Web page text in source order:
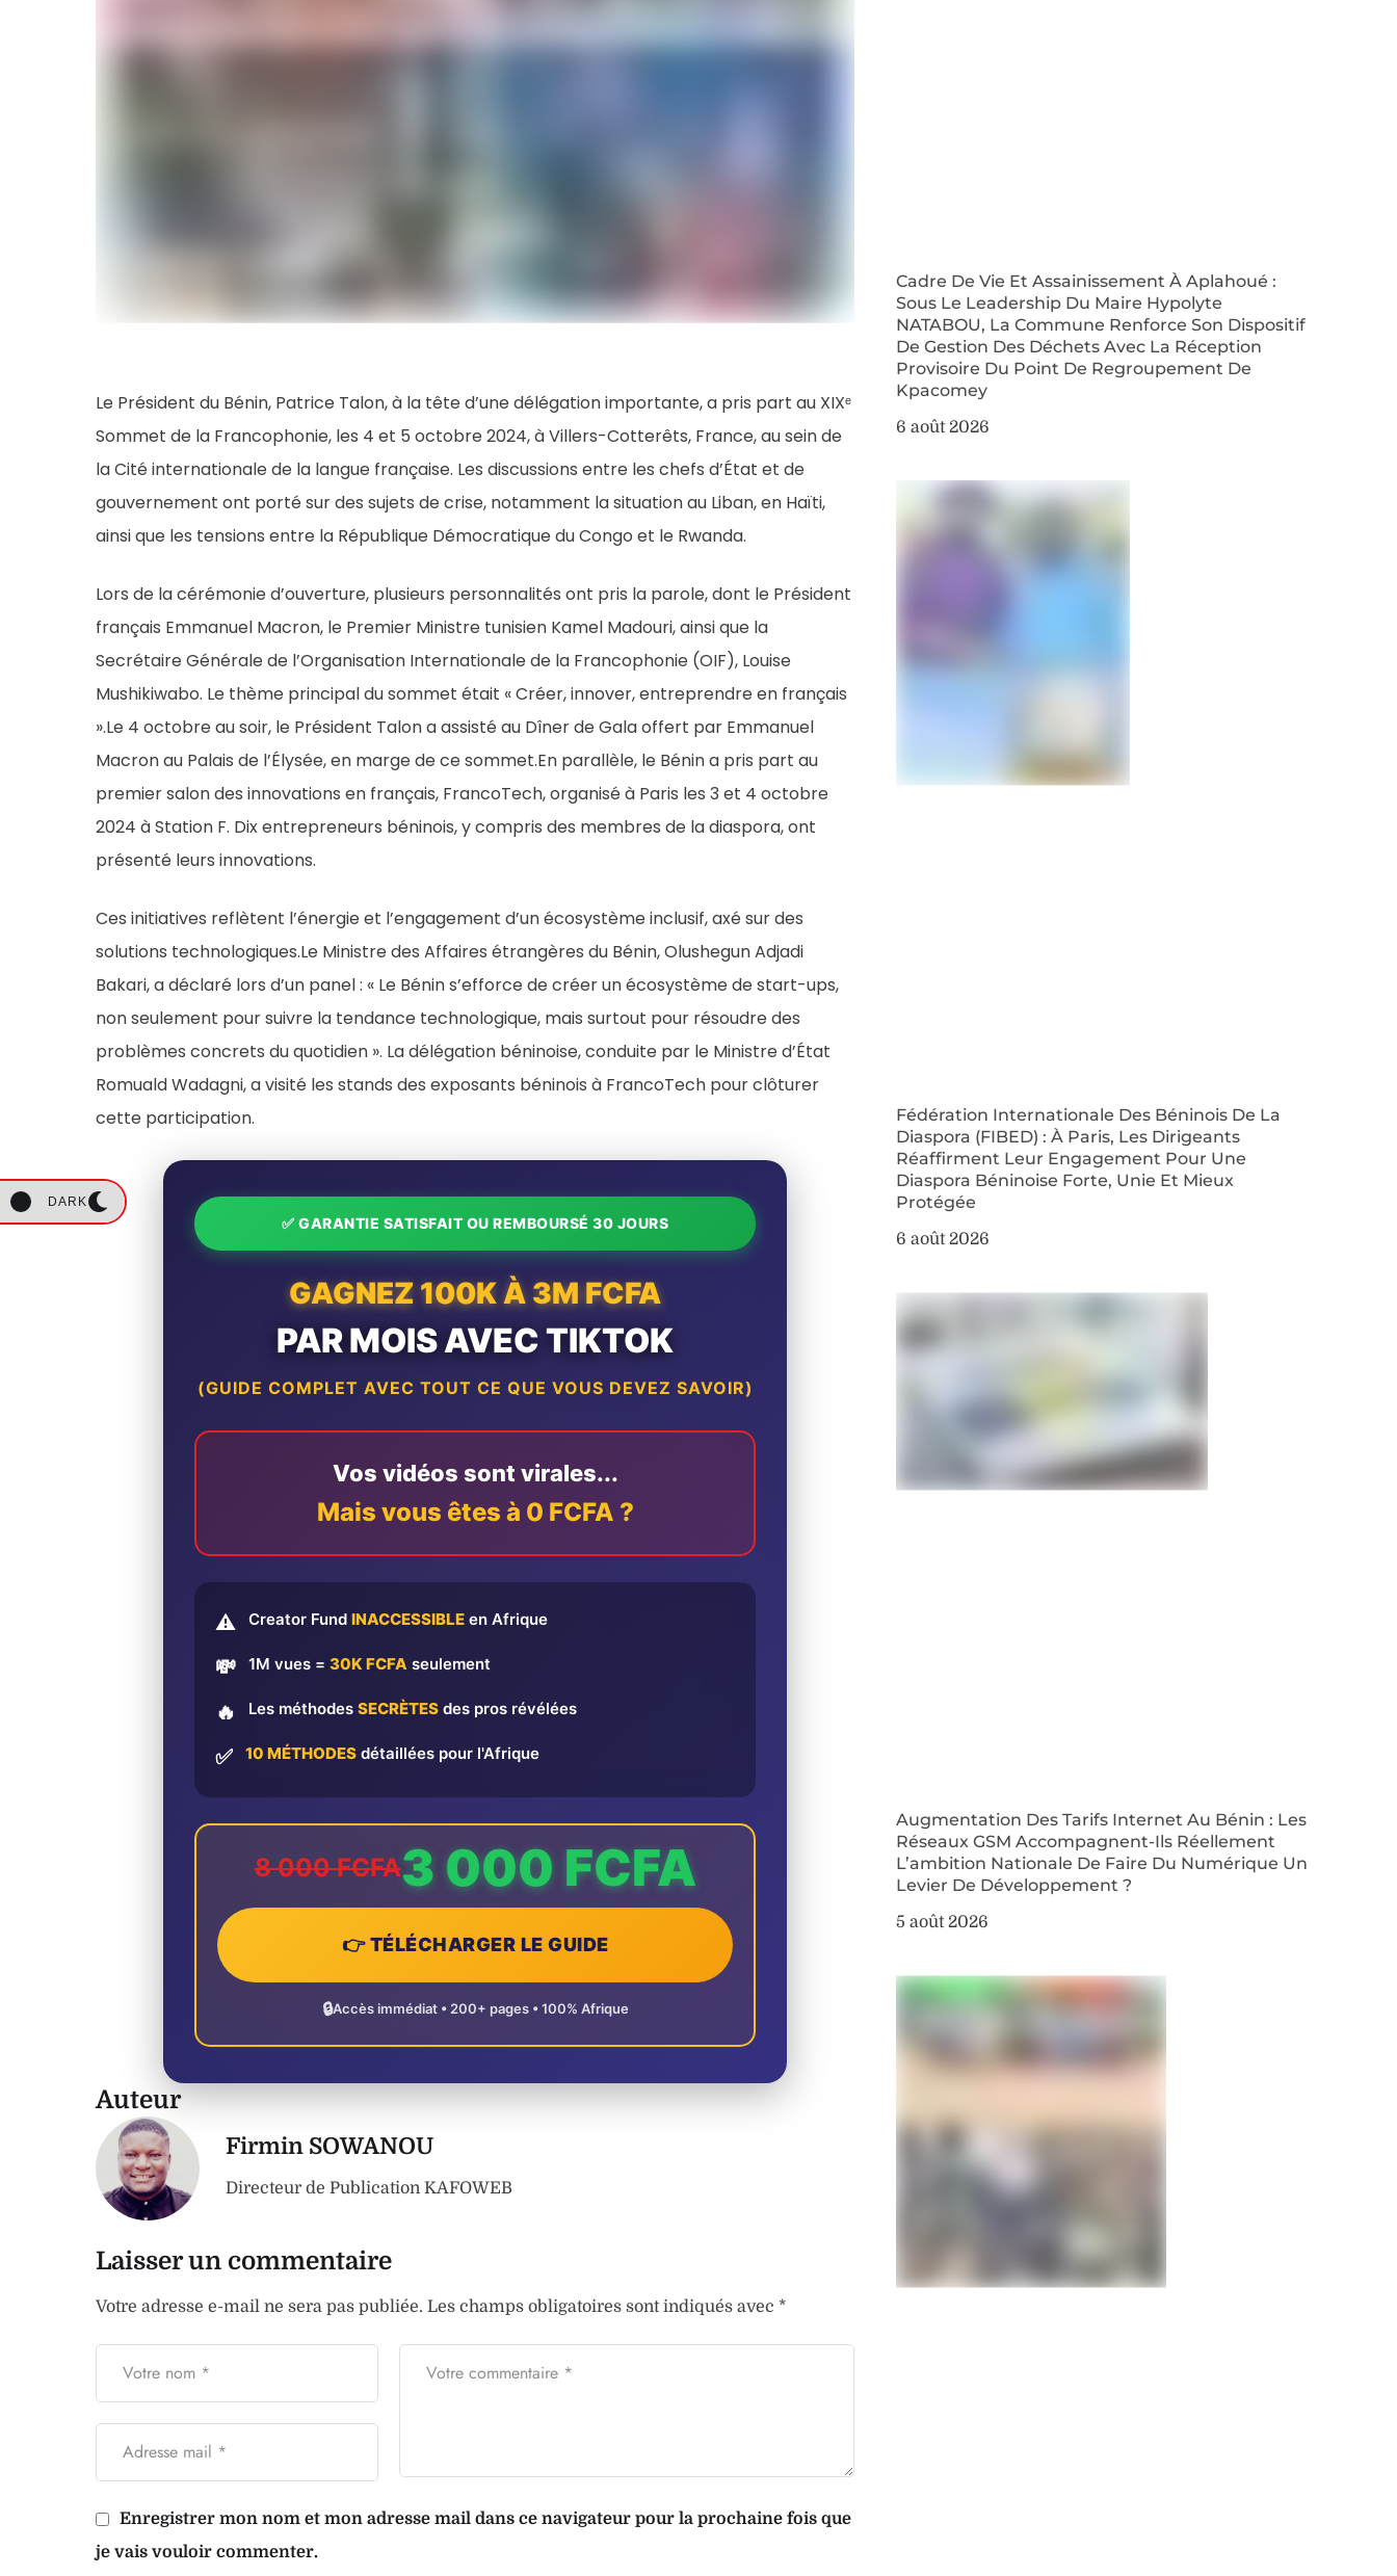
DARK
Le Président du Bénin, Patrice Talon, à la tête d’une délégation importante, a pris part au XIXᵉ
Sommet de la Francophonie, les 4 et 5 octobre 2024, à Villers-Cotterêts, France, au sein de
la Cité internationale de la langue française. Les discussions entre les chefs d’État et de
gouvernement ont porté sur des sujets de crise, notamment la situation au Liban, en Haïti,
ainsi que les tensions entre la République Démocratique du Congo et le Rwanda.
Lors de la cérémonie d’ouverture, plusieurs personnalités ont pris la parole, dont le Président
français Emmanuel Macron, le Premier Ministre tunisien Kamel Madouri, ainsi que la
Secrétaire Générale de l’Organisation Internationale de la Francophonie (OIF), Louise
Mushikiwabo. Le thème principal du sommet était « Créer, innover, entreprendre en français
».Le 4 octobre au soir, le Président Talon a assisté au Dîner de Gala offert par Emmanuel
Macron au Palais de l’Élysée, en marge de ce sommet.En parallèle, le Bénin a pris part au
premier salon des innovations en français, FrancoTech, organisé à Paris les 3 et 4 octobre
2024 à Station F. Dix entrepreneurs béninois, y compris des membres de la diaspora, ont
présenté leurs innovations.
Ces initiatives reflètent l’énergie et l’engagement d’un écosystème inclusif, axé sur des
solutions technologiques.Le Ministre des Affaires étrangères du Bénin, Olushegun Adjadi
Bakari, a déclaré lors d’un panel : « Le Bénin s’efforce de créer un écosystème de start-ups,
non seulement pour suivre la tendance technologique, mais surtout pour résoudre des
problèmes concrets du quotidien ». La délégation béninoise, conduite par le Ministre d’État
Romuald Wadagni, a visité les stands des exposants béninois à FrancoTech pour clôturer
cette participation.
✅ GARANTIE SATISFAIT OU REMBOURSÉ 30 JOURS
GAGNEZ 100K À 3M FCFA
PAR MOIS AVEC TIKTOK
(GUIDE COMPLET AVEC TOUT CE QUE VOUS DEVEZ SAVOIR)
Vos vidéos sont virales...
Mais vous êtes à 0 FCFA ?
⚠️ Creator Fund INACCESSIBLE en Afrique
💸 1M vues = 30K FCFA seulement
🔥 Les méthodes SECRÈTES des pros révélées
✅ 10 MÉTHODES détaillées pour l'Afrique
8 000 FCFA3 000 FCFA
👉 TÉLÉCHARGER LE GUIDE
🔒Accès immédiat • 200+ pages • 100% Afrique
Auteur
Firmin SOWANOU
Directeur de Publication KAFOWEB
Laisser un commentaire
Votre adresse e-mail ne sera pas publiée. Les champs obligatoires sont indiqués avec *
Enregistrer mon nom et mon adresse mail dans ce navigateur pour la prochaine fois que
je vais vouloir commenter.
Cadre De Vie Et Assainissement À Aplahoué :
Sous Le Leadership Du Maire Hypolyte
NATABOU, La Commune Renforce Son Dispositif
De Gestion Des Déchets Avec La Réception
Provisoire Du Point De Regroupement De
Kpacomey
6 août 2026
Fédération Internationale Des Béninois De La
Diaspora (FIBED) : À Paris, Les Dirigeants
Réaffirment Leur Engagement Pour Une
Diaspora Béninoise Forte, Unie Et Mieux
Protégée
6 août 2026
Augmentation Des Tarifs Internet Au Bénin : Les
Réseaux GSM Accompagnent-Ils Réellement
L’ambition Nationale De Faire Du Numérique Un
Levier De Développement ?
5 août 2026